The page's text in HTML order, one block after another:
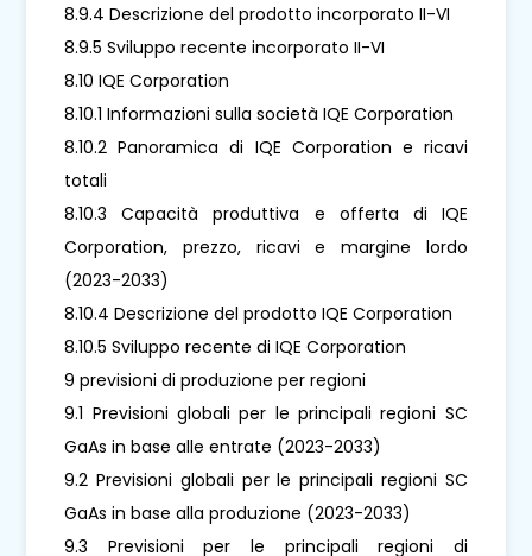
8.9.4 Descrizione del prodotto incorporato II-VI
8.9.5 Sviluppo recente incorporato II-VI
8.10 IQE Corporation
8.10.1 Informazioni sulla società IQE Corporation
8.10.2 Panoramica di IQE Corporation e ricavi
totali
8.10.3 Capacità produttiva e offerta di IQE
Corporation, prezzo, ricavi e margine lordo
(2023-2033)
8.10.4 Descrizione del prodotto IQE Corporation
8.10.5 Sviluppo recente di IQE Corporation
9 previsioni di produzione per regioni
9.1 Previsioni globali per le principali regioni SC
GaAs in base alle entrate (2023-2033)
9.2 Previsioni globali per le principali regioni SC
GaAs in base alla produzione (2023-2033)
9.3 Previsioni per le principali regioni di